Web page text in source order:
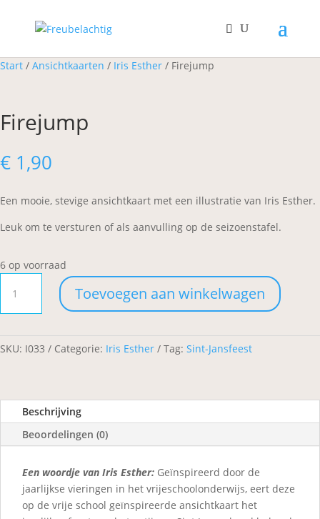
Start / Ansichtkaarten / Iris Esther / Firejump
Firejump
€ 1,90
Een mooie, stevige ansichtkaart met een illustratie van Iris Esther.
Leuk om te versturen of als aanvulling op de seizoenstafel.
6 op voorraad
aantal
Toevoegen aan winkelwagen
SKU: I033 Categorie: Iris Esther Tag: Sint-Jansfeest
Beschrijving
Beoordelingen (0)
Een woordje van Iris Esther: Geïnspireerd door de
jaarlijkse vieringen in het vrijeschoolonderwijs, eert deze
op de vrije school geïnspireerde ansichtkaart het